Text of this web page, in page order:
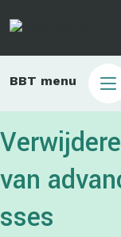
Main
BBT menu
van
sses